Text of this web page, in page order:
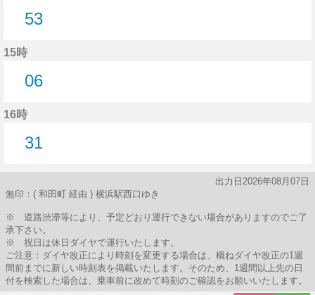
53
15時
06
16時
31
出力日2026年08月07日
無印：( 和田町 経由 ) 横浜駅西口ゆき
※ 道路渋滞等により、予定どおり運行できない場合がありますのでご了
承下さい。
※ 祝日は休日ダイヤで運行いたします。
ご注意：ダイヤ改正により時刻を変更する場合は、概ねダイヤ改正の1週
間前までに新しい時刻表を掲載いたします。そのため、1週間以上先の日
付を検索した場合は、乗車前に改めて時刻のご確認をお願いいたします。